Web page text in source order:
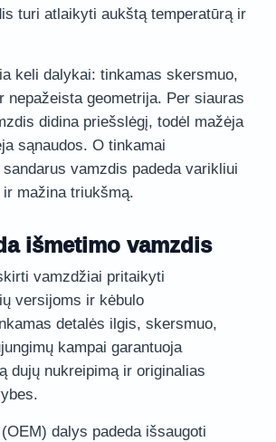
turi atlaikyti aukštą temperatūrą ir
keli dalykai: tinkamas skersmuo,
nepažeista geometrija. Per siauras
didina priešslėgį, todėl mažėja
sąnaudos. O tinkamai
vamzdis padeda varikliui
ir mažina triukšmą.
išmetimo vamzdis
vamzdžiai pritaikyti
versijoms ir kėbulo
detalės ilgis, skersmuo,
kampai garantuoja
dujų nukreipimą ir originalias
dalys padeda išsaugoti